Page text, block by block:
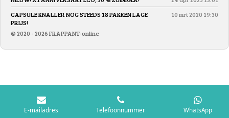
CAPSULE KNALLER NOG STEEDS 18 PAKKEN LAGE
PRIJS!
10 mrt 2020 19:30
© 2020 - 2026 FRAPPANT-online
E-mailadres Telefoonnummer WhatsApp